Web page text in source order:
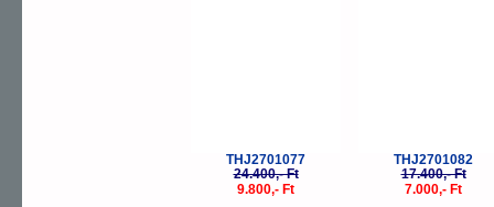
THJ2701077
24.400,- Ft
9.800,- Ft
THJ2701082
17.400,- Ft
7.000,- Ft